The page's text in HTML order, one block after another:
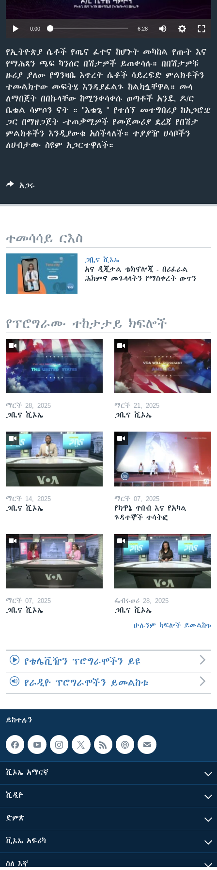
0:00 6:28
የኢትዮጵያ ሴቶች የጤና ፈተና ከሆኑት መካከል የጡት እና
የማሕጸን ጫፍ ካንሰር በሽታዎች ይጠቀሳሉ። በበሽታዎቹ
ዙሪያ ያለው የግንዛቤ እጥረት ሴቶች ሳይረፍድ ምልክቶችን
ተመልክተው መፍትሄ እንዳያፈልጉ ከልክሏቸዋል። መላ
ለማበጀት በበኩላቸው ከሚንቀሳቀሱ ወጣቶች አንዷ ዶ/ር
ቤቴል ሳምሶን ናት ። "እቴጌ " የተሰኘ መተግበሪያ ከአጋሮቿ
ጋር በማዘጋጀት -ተጠቃሚዎች የመጀመሪያ ደረጃ የበሽታ
ምልክቶችን እንዲያውቁ አስችላለች። ተያያዥ ሀሳቦችን
ለሀብታሙ ስዩም አጋርተዋለች።
አጋሩ
ተመሳሳይ ርእስ
ጋቢና ቪኦኤ
አና ዲጂታል ቴክኖሎጂ - በሪፈራል
ሕክምና መጉላላትን የማስቀረት ውጥን
የፕሮግራሙ ተከታታይ ክፍሎች
ማርች 28, 2025
ጋቢና ቪኦኤ
ማርች 21, 2025
ጋቢና ቪኦኤ
ማርች 14, 2025
ጋቢና ቪኦኤ
ማርች 07, 2025
የክዋኔ ጥበብ እና የአካል
ጉዳተኞች ተሳትፎ
ማርች 07, 2025
ጋቢና ቪኦኤ
ፌብሩወሪ 28, 2025
ጋቢና ቪኦኤ
ሁሉንም ክፍሎች ይመልከቱ
የቴሌቪዥን ፕሮግራሞችን ይዩ
የራዲዮ ፕሮግራሞችን ይመልከቱ
ይከተሉን
ቪኦኤ አማርኛ
ቪዲዮ
ድምጽ
ቪኦኤ አፍሪካ
ስለ እኛ